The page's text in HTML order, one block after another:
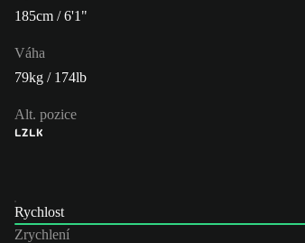
185cm / 6'1"
Váha
79kg / 174lb
Alt. pozice
LZLK
Rychlost
Zrychlení